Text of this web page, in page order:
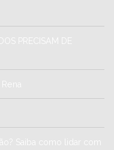
PRECISAM DE
Saiba como lidar com